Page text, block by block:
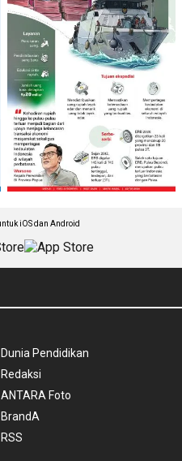
iOS dan Android
Dunia Pendidikan
Redaksi
ANTARA Foto
BrandA
RSS